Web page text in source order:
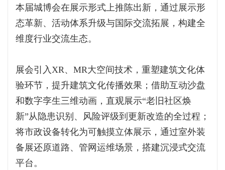
本届城博会在展示形式上推陈出新，通过展示形
态革新、活动体系升级与国际交流拓展，构建全
维度行业交流生态。
展会引入XR、MR大空间技术，重塑建筑文化体
验环节，提升建筑文化传播效果；借助互动沙盘
和数字孪生三维动画，直观展示“老旧社区焕
新”从隐患识别、风险评级到更新改造的全过程；
将市政设备转化为可触摸立体展示，通过室外装
备展还原道路、管网运维场景，搭建沉浸式交流
平台。